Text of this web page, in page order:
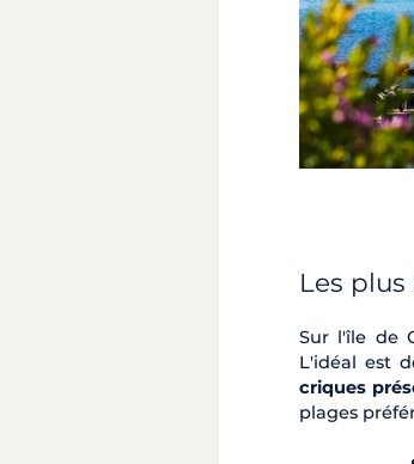
Les
Sur l'île de
L'idéal est
criques
plages